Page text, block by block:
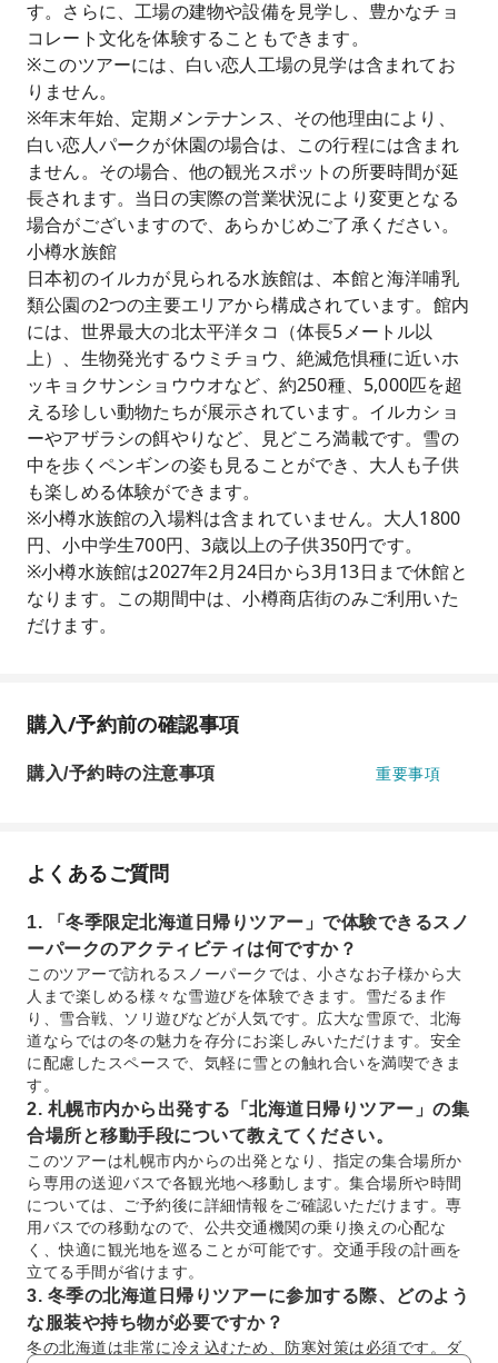
す。さらに、工場の建物や設備を見学し、豊かなチョ
コレート文化を体験することもできます。
※このツアーには、白い恋人工場の見学は含まれてお
りません。
※年末年始、定期メンテナンス、その他理由により、
白い恋人パークが休園の場合は、この行程には含まれ
ません。その場合、他の観光スポットの所要時間が延
長されます。当日の実際の営業状況により変更となる
場合がございますので、あらかじめご了承ください。
小樽水族館
日本初のイルカが見られる水族館は、本館と海洋哺乳
類公園の2つの主要エリアから構成されています。館内
には、世界最大の北太平洋タコ（体長5メートル以
上）、生物発光するウミチョウ、絶滅危惧種に近いホ
ッキョクサンショウウオなど、約250種、5,000匹を超
える珍しい動物たちが展示されています。イルカショ
ーやアザラシの餌やりなど、見どころ満載です。雪の
中を歩くペンギンの姿も見ることができ、大人も子供
も楽しめる体験ができます。
※小樽水族館の入場料は含まれていません。大人1800
円、小中学生700円、3歳以上の子供350円です。
※小樽水族館は2027年2月24日から3月13日まで休館と
なります。この期間中は、小樽商店街のみご利用いた
だけます。
購入/予約前の確認事項
購入/予約時の注意事項 重要事項
よくあるご質問
1. 「冬季限定北海道日帰りツアー」で体験できるスノ
ーパークのアクティビティは何ですか？
このツアーで訪れるスノーパークでは、小さなお子様から大
人まで楽しめる様々な雪遊びを体験できます。雪だるま作
り、雪合戦、ソリ遊びなどが人気です。広大な雪原で、北海
道ならではの冬の魅力を存分にお楽しみいただけます。安全
に配慮したスペースで、気軽に雪との触れ合いを満喫できま
す。
2. 札幌市内から出発する「北海道日帰りツアー」の集
合場所と移動手段について教えてください。
このツアーは札幌市内からの出発となり、指定の集合場所か
ら専用の送迎バスで各観光地へ移動します。集合場所や時間
については、ご予約後に詳細情報をご確認いただけます。専
用バスでの移動なので、公共交通機関の乗り換えの心配な
く、快適に観光地を巡ることが可能です。交通手段の計画を
立てる手間が省けます。
3. 冬季の北海道日帰りツアーに参加する際、どのよう
な服装や持ち物が必要ですか？
冬の北海道は非常に冷え込むため、防寒対策は必須です。ダ